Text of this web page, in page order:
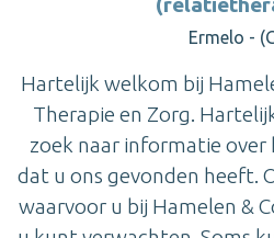
Ermelo -
Hartelijk welkom bij
Therapie en Zorg.
zoek naar informatie over
dat u ons gevonden heeft.
waarvoor u bij Hamelen &